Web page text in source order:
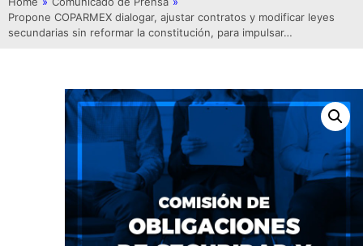
Propone COPARMEX dialogar, ajustar contratos y modificar leyes
secundarias sin reformar la constitución, para impulsar…